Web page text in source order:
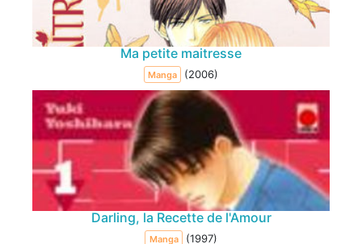
Ma petite maitresse
Manga (2006)
Darling, la Recette de l'Amour
Manga (1997)